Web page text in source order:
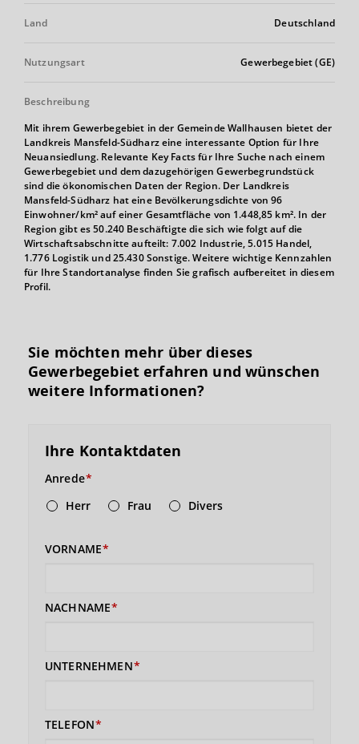
Land Deutschland
Nutzungsart Gewerbegebiet (GE)
Beschreibung
Mit ihrem Gewerbegebiet in der Gemeinde Wallhausen bietet der
Landkreis Mansfeld-Südharz eine interessante Option für Ihre
Neuansiedlung. Relevante Key Facts für Ihre Suche nach einem
Gewerbegebiet und dem dazugehörigen Gewerbegrundstück
sind die ökonomischen Daten der Region. Der Landkreis
Mansfeld-Südharz hat eine Bevölkerungsdichte von 96
Einwohner/km² auf einer Gesamtfläche von 1.448,85 km². In der
Region gibt es 50.240 Beschäftigte die sich wie folgt auf die
Wirtschaftsabschnitte aufteilt: 7.002 Industrie, 5.015 Handel,
1.776 Logistik und 25.430 Sonstige. Weitere wichtige Kennzahlen
für Ihre Standortanalyse finden Sie grafisch aufbereitet in diesem
Profil.
Sie möchten mehr über dieses
Gewerbegebiet erfahren und wünschen
weitere Informationen?
Ihre Kontaktdaten
Anrede
Herr
Frau Divers
VORNAME
NACHNAME
UNTERNEHMEN
TELEFON